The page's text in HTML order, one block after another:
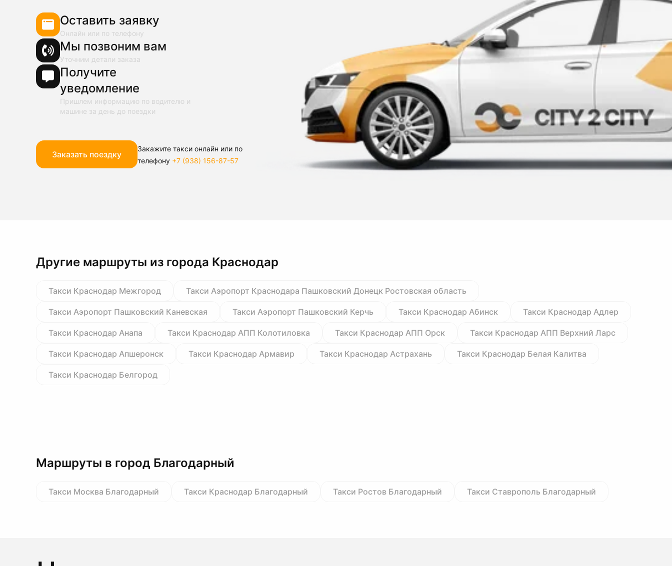
Оставить заявку
Онлайн или по телефону
Мы позвоним вам
Уточним детали заказа
Получите
уведомление
Пришлем информацию по водителю и
машине за день до поездки
Заказать поездку
Закажите такси онлайн или по
телефону +7 (938) 156-87-57
Другие маршруты из города Краснодар
Такси Краснодар Межгород Такси Аэропорт Краснодара Пашковский Донецк Ростовская область
Такси Аэропорт Пашковский Каневская Такси Аэропорт Пашковский Керчь Такси Краснодар Абинск Такси Краснодар Адлер
Такси Краснодар Анапа Такси Краснодар АПП Колотиловка Такси Краснодар АПП Орск Такси Краснодар АПП Верхний Ларс
Такси Краснодар Апшеронск Такси Краснодар Армавир Такси Краснодар Астрахань Такси Краснодар Белая Калитва
Такси Краснодар Белгород
Маршруты в город Благодарный
Такси Москва Благодарный Такси Краснодар Благодарный Такси Ростов Благодарный Такси Ставрополь Благодарный